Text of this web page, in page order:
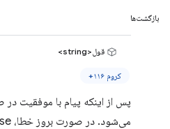
بازگشت‌ها
قول<string>
کروم ۱۱۶+
پس از اینکه پیام با موفقیت
می‌شود. در صورت بروز خطا، promise رد خواهد شد.